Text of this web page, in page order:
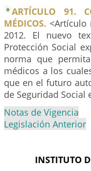
ARTÍCULO 91.
MÉDICOS.
2012. El nuevo
Protección Social
norma que
médicos a los
que en el futuro
de Seguridad Social
Notas de Vigencia
Legislación Anterior
INSTITUTO